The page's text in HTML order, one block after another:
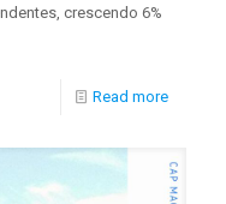
crescendo 6%
Read more